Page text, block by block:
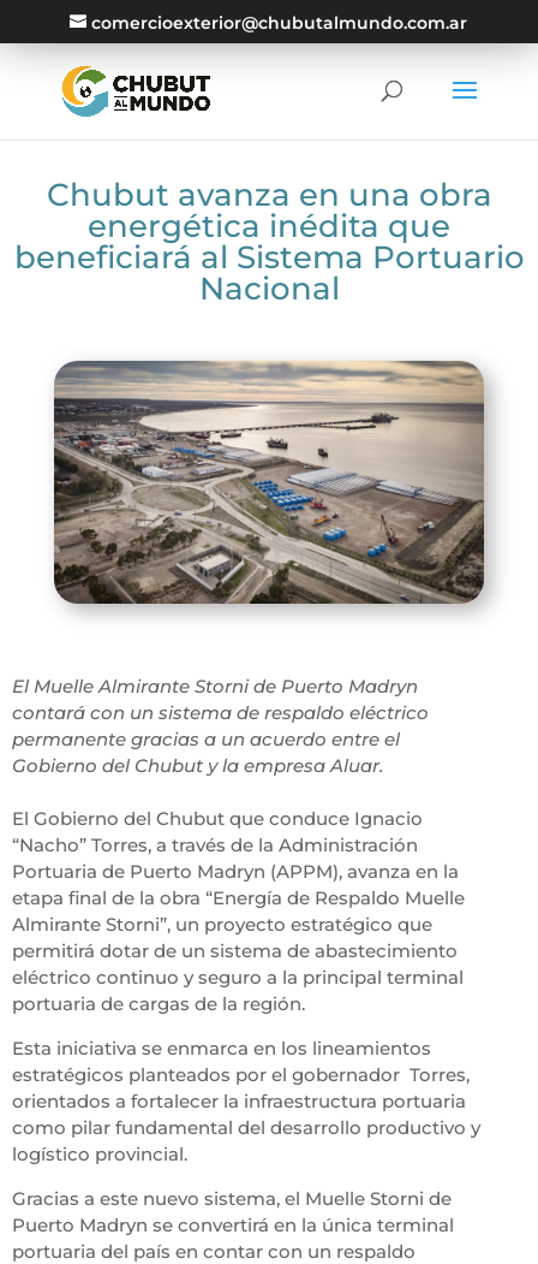
comercioexterior@chubutalmundo.com.ar
Chubut avanza en una obra
energética inédita que
beneficiará al Sistema Portuario
Nacional
El Muelle Almirante Storni de Puerto Madryn
contará con un sistema de respaldo eléctrico
permanente gracias a un acuerdo entre el
Gobierno del Chubut y la empresa Aluar.
El Gobierno del Chubut que conduce Ignacio
“Nacho” Torres, a través de la Administración
Portuaria de Puerto Madryn (APPM), avanza en la
etapa final de la obra “Energía de Respaldo Muelle
Almirante Storni”, un proyecto estratégico que
permitirá dotar de un sistema de abastecimiento
eléctrico continuo y seguro a la principal terminal
portuaria de cargas de la región.
Esta iniciativa se enmarca en los lineamientos
estratégicos planteados por el gobernador Torres,
orientados a fortalecer la infraestructura portuaria
como pilar fundamental del desarrollo productivo y
logístico provincial.
Gracias a este nuevo sistema, el Muelle Storni de
Puerto Madryn se convertirá en la única terminal
portuaria del país en contar con un respaldo